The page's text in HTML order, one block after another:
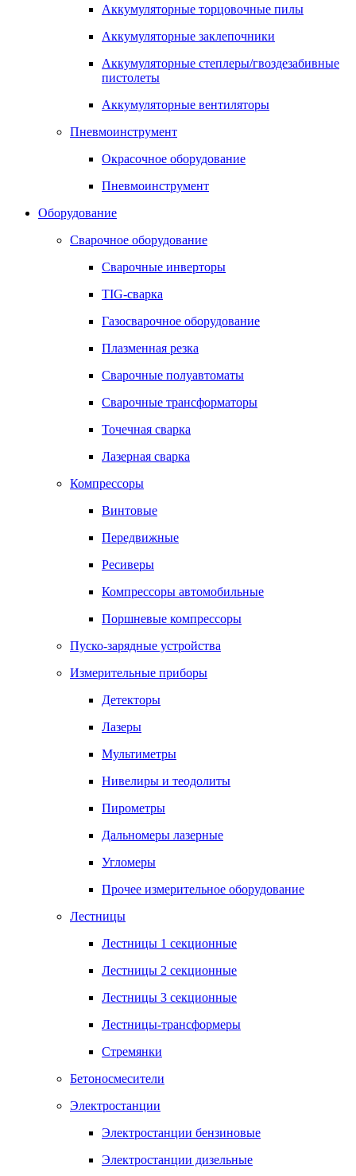
Аккумуляторные торцовочные пилы
Аккумуляторные заклепочники
Аккумуляторные степлеры/гвоздезабивные
пистолеты
Аккумуляторные вентиляторы
Пневмоинструмент
Окрасочное оборудование
Пневмоинструмент
Оборудование
Сварочное оборудование
Сварочные инверторы
TIG-сварка
Газосварочное оборудование
Плазменная резка
Сварочные полуавтоматы
Сварочные трансформаторы
Точечная сварка
Лазерная сварка
Компрессоры
Винтовые
Передвижные
Ресиверы
Компрессоры автомобильные
Поршневые компрессоры
Пуско-зарядные устройства
Измерительные приборы
Детекторы
Лазеры
Мультиметры
Нивелиры и теодолиты
Пирометры
Дальномеры лазерные
Угломеры
Прочее измерительное оборудование
Лестницы
Лестницы 1 секционные
Лестницы 2 секционные
Лестницы 3 секционные
Лестницы-трансформеры
Стремянки
Бетоносмесители
Электростанции
Электростанции бензиновые
Электростанции дизельные